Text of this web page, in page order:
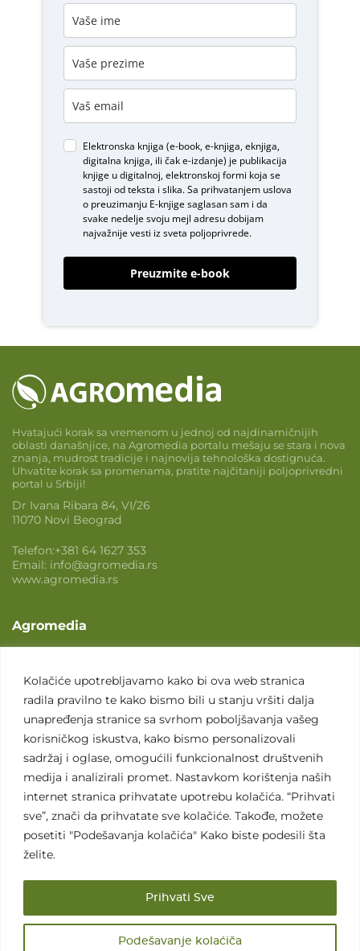
Kolačiće upotrebljavamo kako bi ova web stranica
radila pravilno te kako bismo bili u stanju vršiti dalja
unapređenja stranice sa svrhom poboljšavanja vašeg
korisničkog iskustva, kako bismo personalizovali
sadržaj i oglase, omogućili funkcionalnost društvenih
medija i analizirali promet. Nastavkom korištenja naših
internet stranica prihvatate upotrebu kolačića. “Prihvati
sve”, znači da prihvatate sve kolačiće. Takođe, možete
posetiti "Podešavanja kolačića" Kako biste podesili šta
želite.
Podešavanje kolaćiča
Prihvati Sve
Elektronska knjiga (e-book, e-knjiga, eknjiga,
digitalna knjiga, ili čak e-izdanje) je publikacija
knjige u digitalnoj, elektronskoj formi koja se
sastoji od teksta i slika. Sa prihvatanjem uslova
o preuzimanju E-knjigesaglasan sam i da
svake nedelje svoju mejl adresu dobijam
najvažnije vesti iz sveta poljoprivrede.
Preuzmite e-book
Hvatajući korak sa vremenom u jednoj od najdinamičnijih
oblasti današnjice, na Agromedia portalu mešaju se stara i nova
znanja, mudrost tradicije i najnovija tehnološka dostignuća.
Uhvatite korak sa promenama, pratite najčitaniji poljoprivredni
portal u Srbiji!
Dr Ivana Ribara 84, VI/26
11070 Novi Beograd
Telefon:+381 64 1627 353
Email: info@agromedia.rs
www.agromedia.rs
Agromedia
Svet poljoprivrede
Marketing usluge
Tražimo saradnike
Kontakt
Kontakt
Sva prava zadržana. 2007 - 2026. © Agromedia d.o.o.
Uslovi korišćenja
Politika privatnosti